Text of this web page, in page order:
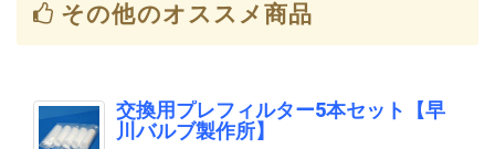
その他のオススメ商品
交換用プレフィルター5本セット【早
川バルブ製作所】